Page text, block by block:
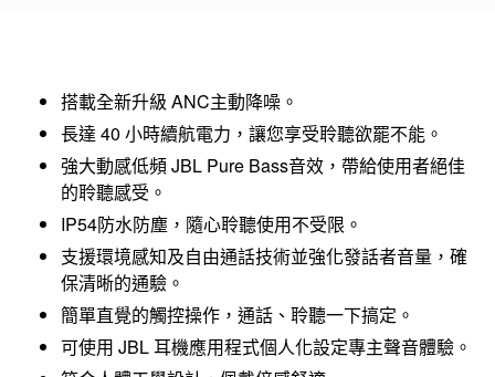
搭載全新升級 ANC主動降噪。
長達 40 小時續航電力，讓您享受聆聽欲罷不能。
強大動感低頻 JBL Pure Bass音效，帶給使用者絕佳
的聆聽感受。
​IP54防水防塵，隨心聆聽使用不受限。
​支援環境感知及自由通話技術並強化發話者音量，確
保清晰的通驗。​
簡單直覺的觸控操作，通話、聆聽一下搞定。
可使用 JBL 耳機應用程式個人化設定專主聲音體驗。